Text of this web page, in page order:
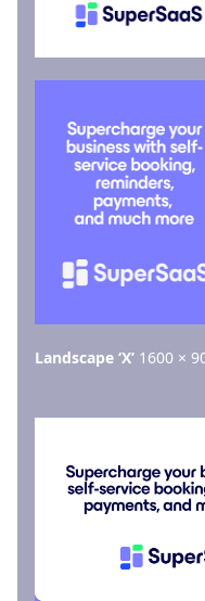
Landscape ‘X’ 1600 ×